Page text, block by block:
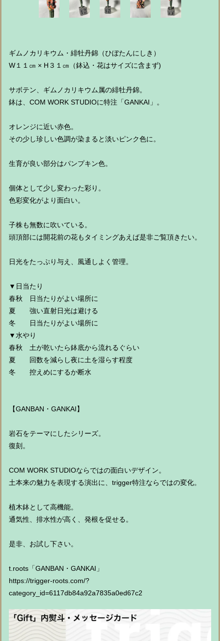
ギムノカリキウム・緋牡丹錦（ひぼたんにしき）
W１１㎝ × H３１㎝（鉢込・花はサイズに含まず)
サボテン、ギムノカリキウム属の緋牡丹錦。
鉢は、COM WORK STUDIOに特注「GANKAI」。
オレンジに近い赤色。
その少し珍しい色調が染まると淡いピンク色に。
生育が良い部分はパンプキン色。
個体として少し変わった彩り。
色彩変化がより面白い。
子株も無数に吹いている。
頭頂部には開花前の花もタイミングあえば是非ご覧頂きたい。
日光をたっぷり与え、風通しよく管理。
▼日当たり
春秋 日当たりがよい場所に
夏 強い直射日光は避ける
冬 日当たりがよい場所に
▼水やり
春秋 土が乾いたら鉢底から流れるぐらい
夏 回数を減らし夜に土を湿らす程度
冬 控えめにするか断水
【GANBAN・GANKAI】
岩石をテーマにしたシリーズ。
復刻。
COM WORK STUDIOならではの面白いデザイン。
土本来の魅力を表現する演出に、trigger特注ならではの変化。
植木鉢として高機能。
通気性、排水性が高く、発根を促せる。
是非、お試し下さい。
t.roots「GANBAN・GANKAI」
https://trigger-roots.com/?
category_id=6117db84a92a7835a0ed67c2